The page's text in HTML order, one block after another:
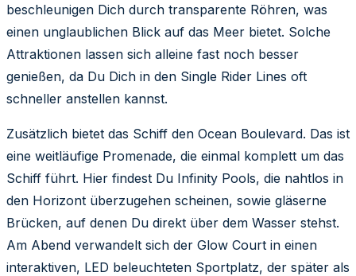
beschleunigen Dich durch transparente Röhren, was
einen unglaublichen Blick auf das Meer bietet. Solche
Attraktionen lassen sich alleine fast noch besser
genießen, da Du Dich in den Single Rider Lines oft
schneller anstellen kannst.
Zusätzlich bietet das Schiff den Ocean Boulevard. Das ist
eine weitläufige Promenade, die einmal komplett um das
Schiff führt. Hier findest Du Infinity Pools, die nahtlos in
den Horizont überzugehen scheinen, sowie gläserne
Brücken, auf denen Du direkt über dem Wasser stehst.
Am Abend verwandelt sich der Glow Court in einen
interaktiven, LED beleuchteten Sportplatz, der später als